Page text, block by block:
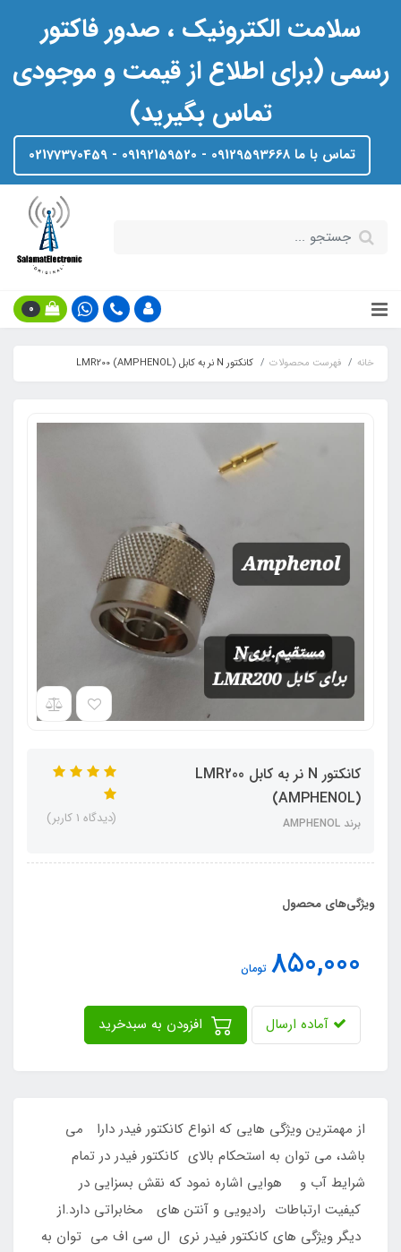
سلامت الکترونیک ، صدور فاکتور
رسمی (برای اطلاع از قیمت و موجودی
تماس بگیرید)
تماس با ما 09129593668 - 09192159520 - 02177370459
0
خانه فهرست محصولات کانکتور N نر به کابل LMR200 (AMPHENOL)
کانکتور N نر به کابل LMR200
(AMPHENOL)
برند AMPHENOL (دیدگاه 1 کاربر)
ویژگی‌های محصول
850,000 تومان
آماده ارسال
از مهمترین ویژگی هایی که انواع کانکتور فیدر دارا می
باشد، می توان به استحکام بالای کانکتور فیدر در تمام
شرایط آب و هوایی اشاره نمود که نقش بسزایی در
کیفیت ارتباطات رادیویی و آنتن های مخابراتی دارد.از
دیگر ویژگی های کانکتور فیدر نری ال سی اف می توان به